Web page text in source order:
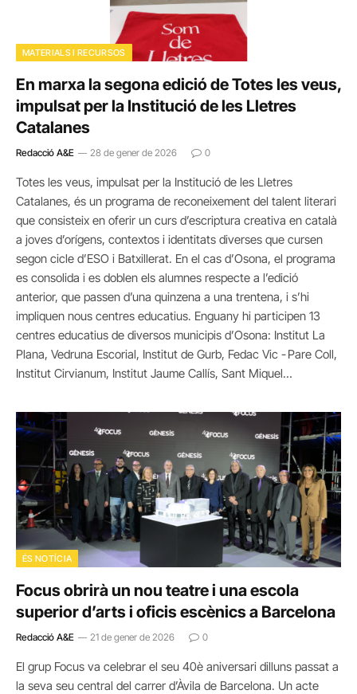
MATERIALS I RECURSOS
En marxa la segona edició de Totes les veus,
impulsat per la Institució de les Lletres
Catalanes
Redacció A&E 28 de gener de 2026 0
Totes les veus, impulsat per la Institució de les Lletres
Catalanes, és un programa de reconeixement del talent literari
que consisteix en oferir un curs d’escriptura creativa en català
a joves d’orígens, contextos i identitats diverses que cursen
segon cicle d’ESO i Batxillerat. En el cas d’Osona, el programa
es consolida i es doblen els alumnes respecte a l’edició
anterior, que passen d’una quinzena a una trentena, i s’hi
impliquen nous centres educatius. Enguany hi participen 13
centres educatius de diversos municipis d’Osona: Institut La
Plana, Vedruna Escorial, Institut de Gurb, Fedac Vic - Pare Coll,
Institut Cirvianum, Institut Jaume Callís, Sant Miquel…
ÉS NOTÍCIA
Focus obrirà un nou teatre i una escola
superior d’arts i oficis escènics a Barcelona
Redacció A&E 21 de gener de 2026 0
El grup Focus va celebrar el seu 40è aniversari dilluns passat a
la seva seu central del carrer d’Àvila de Barcelona. Un acte